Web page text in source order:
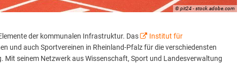
© pit24 - stock.adobe.com
der kommunalen Infrastruktur. Das
Institut für
und auch Sportvereinen in Rheinland-Pfalz für die verschiedensten
seinem Netzwerk aus Wissenschaft, Sport und Landesverwaltung